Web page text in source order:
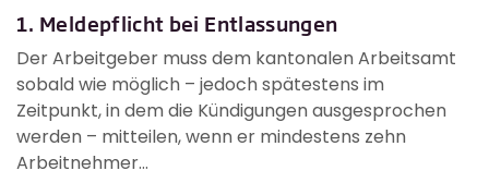
1. Meldepflicht bei Entlassungen
Der Arbeitgeber muss dem kantonalen Arbeitsamt
sobald wie möglich – jedoch spätestens im
Zeitpunkt, in dem die Kündigungen ausgesprochen
werden – mitteilen, wenn er mindestens zehn
Arbeitnehmer...